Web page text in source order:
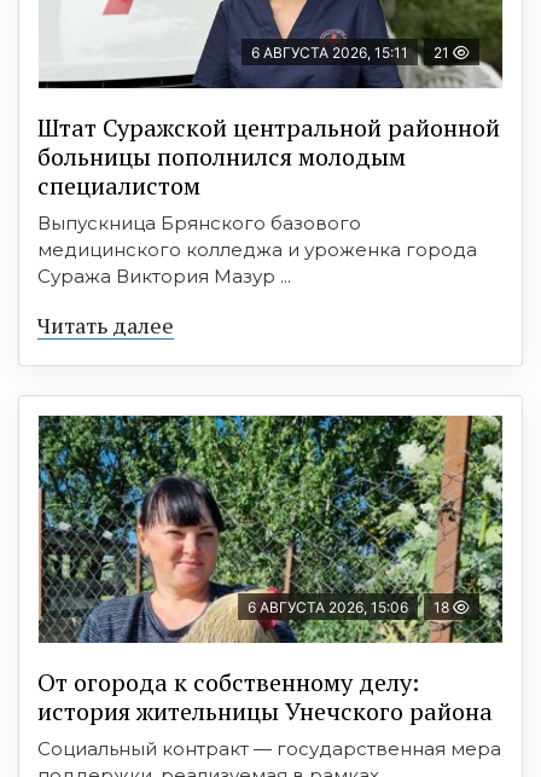
6 АВГУСТА 2026, 15:11 21
Штат Суражской центральной районной
больницы пополнился молодым
специалистом
Выпускница Брянского базового
медицинского колледжа и уроженка города
Суража Виктория Мазур ...
Читать далее
6 АВГУСТА 2026, 15:06 18
От огорода к собственному делу:
история жительницы Унечского района
Социальный контракт — государственная мера